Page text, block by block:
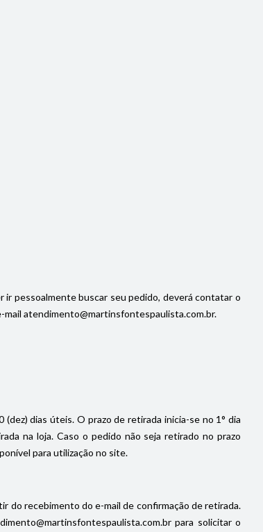
ir pessoalmente buscar seu pedido, deverá contatar o
atendimento@martinsfontespaulista.com.br.
dias úteis. O prazo de retirada inicia-se no 1° dia
na loja. Caso o pedido não seja retirado no prazo
para utilização no site.
do recebimento do e-mail de confirmação de retirada.
para solicitar o